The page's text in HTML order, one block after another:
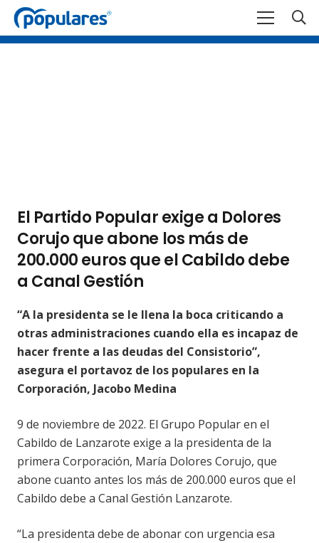
El Partido Popular exige a Dolores
Corujo que abone los más de
200.000 euros que el Cabildo debe
a Canal Gestión
“A la presidenta se le llena la boca criticando a
otras administraciones cuando ella es incapaz de
hacer frente a las deudas del Consistorio”,
asegura el portavoz de los populares en la
Corporación, Jacobo Medina
9 de noviembre de 2022. El Grupo Popular en el
Cabildo de Lanzarote exige a la presidenta de la
primera Corporación, María Dolores Corujo, que
abone cuanto antes los más de 200.000 euros que el
Cabildo debe a Canal Gestión Lanzarote.
“La presidenta debe de abonar con urgencia esa